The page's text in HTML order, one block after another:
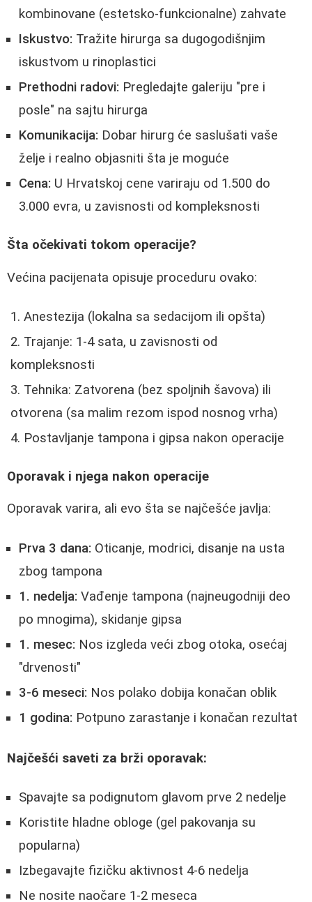
kombinovane (estetsko-funkcionalne) zahvate
Iskustvo: Tražite hirurga sa dugogodišnjim
iskustvom u rinoplastici
Prethodni radovi: Pregledajte galeriju "pre i
posle" na sajtu hirurga
Komunikacija: Dobar hirurg će saslušati vaše
želje i realno objasniti šta je moguće
Cena: U Hrvatskoj cene variraju od 1.500 do
3.000 evra, u zavisnosti od kompleksnosti
Šta očekivati tokom operacije?
Većina pacijenata opisuje proceduru ovako:
Anestezija (lokalna sa sedacijom ili opšta)
Trajanje: 1-4 sata, u zavisnosti od
kompleksnosti
Tehnika: Zatvorena (bez spoljnih šavova) ili
otvorena (sa malim rezom ispod nosnog vrha)
Postavljanje tampona i gipsa nakon operacije
Oporavak i njega nakon operacije
Oporavak varira, ali evo šta se najčešće javlja:
Prva 3 dana: Oticanje, modrici, disanje na usta
zbog tampona
1. nedelja: Vađenje tampona (najneugodniji deo
po mnogima), skidanje gipsa
1. mesec: Nos izgleda veći zbog otoka, osećaj
"drvenosti"
3-6 meseci: Nos polako dobija konačan oblik
1 godina: Potpuno zarastanje i konačan rezultat
Najčešći saveti za brži oporavak:
Spavajte sa podignutom glavom prve 2 nedelje
Koristite hladne obloge (gel pakovanja su
popularna)
Izbegavajte fizičku aktivnost 4-6 nedelja
Ne nosite naočare 1-2 meseca